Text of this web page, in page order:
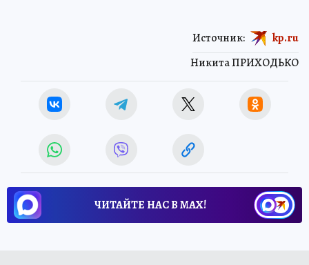
Никита ПРИХОДЬКО
Источник: kp.ru
ЧИТАЙТЕ НАС В МАХ!